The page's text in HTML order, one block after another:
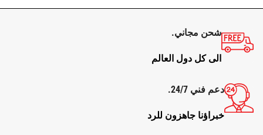
شحن مجاني.
الى كل دول العالم
دعم فني 24/7.
خبراؤنا جاهزون للرد